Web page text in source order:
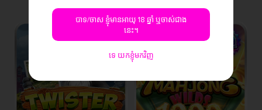
Burmese
Nepali
បាទ/ចាស ខ្ញុំមានអាយុ 18 ឆ្នាំ ឬចាស់ជាង
នេះ។
ទេ យកខ្ញុំមកវិញ